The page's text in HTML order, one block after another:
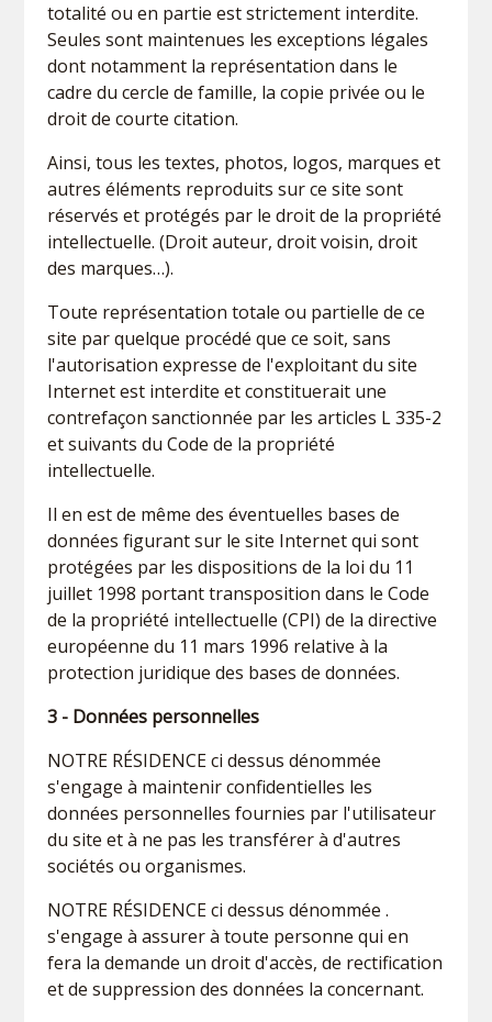
totalité ou en partie est strictement interdite.
Seules sont maintenues les exceptions légales
dont notamment la représentation dans le
cadre du cercle de famille, la copie privée ou le
droit de courte citation.
Ainsi, tous les textes, photos, logos, marques et
autres éléments reproduits sur ce site sont
réservés et protégés par le droit de la propriété
intellectuelle. (Droit auteur, droit voisin, droit
des marques…).
Toute représentation totale ou partielle de ce
site par quelque procédé que ce soit, sans
l'autorisation expresse de l'exploitant du site
Internet est interdite et constituerait une
contrefaçon sanctionnée par les articles L 335-2
et suivants du Code de la propriété
intellectuelle.
Il en est de même des éventuelles bases de
données figurant sur le site Internet qui sont
protégées par les dispositions de la loi du 11
juillet 1998 portant transposition dans le Code
de la propriété intellectuelle (CPI) de la directive
européenne du 11 mars 1996 relative à la
protection juridique des bases de données.
3 - Données personnelles
NOTRE RÉSIDENCE ci dessus dénommée
s'engage à maintenir confidentielles les
données personnelles fournies par l'utilisateur
du site et à ne pas les transférer à d'autres
sociétés ou organismes.
NOTRE RÉSIDENCE ci dessus dénommée .
s'engage à assurer à toute personne qui en
fera la demande un droit d'accès, de rectification
et de suppression des données la concernant.